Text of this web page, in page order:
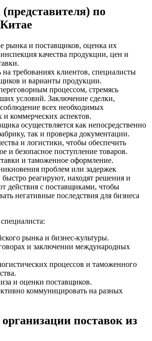
(представителя) по
рынка и поставщиков, оценка их
качества продукции, цен и
требованиях клиентов, специалисты
и варианты продукции.
процессом, стремясь
условий. Заключение сделки,
всех необходимых
коммерческих аспектов.
осуществляется как непосредственно
так и проверка документации.
и логистики, чтобы обеспечить
и безопасное поступление товаров.
и таможенное оформление.
проблем или задержек
реагируют, находят решения и
действия с поставщиками, чтобы
негативные последствия для бизнеса
рынка и бизнес-культуры.
и заключении международных
процессов и таможенного
и оценки поставщиков.
коммуницировать на разных
поставок из